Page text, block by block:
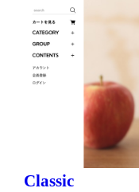
Classic